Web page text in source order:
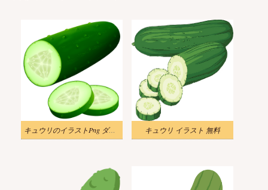
キュウリのイラストPng ダウンロード キュウリ イラスト 無料